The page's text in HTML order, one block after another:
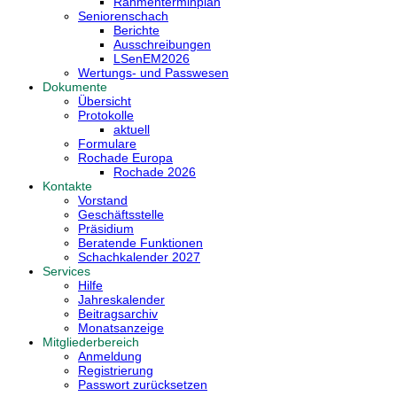
Seniorenschach
Berichte
Ausschreibungen
LSenEM2026
Wertungs- und Passwesen
Dokumente
Übersicht
Protokolle
aktuell
Formulare
Rochade Europa
Rochade 2026
Kontakte
Vorstand
Geschäftsstelle
Präsidium
Beratende Funktionen
Schachkalender 2027
Services
Hilfe
Jahreskalender
Beitragsarchiv
Monatsanzeige
Mitgliederbereich
Anmeldung
Registrierung
Passwort zurücksetzen